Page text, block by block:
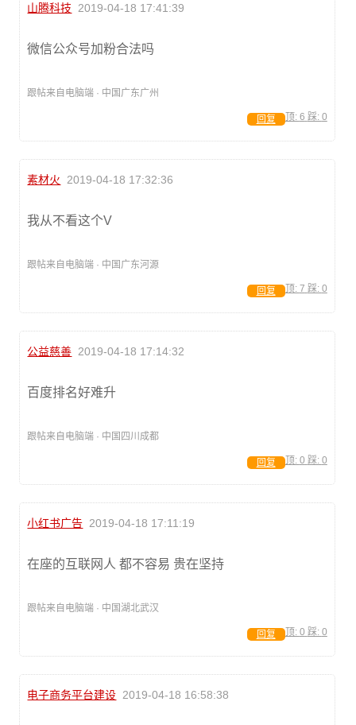
山腾科技 2019-04-18 17:41:39
微信公众号加粉合法吗
跟帖来自电脑端 · 中国广东广州
顶: 6 踩: 0
回复
素材火 2019-04-18 17:32:36
我从不看这个V
跟帖来自电脑端 · 中国广东河源
顶: 7 踩: 0
回复
公益慈善 2019-04-18 17:14:32
百度排名好难升
跟帖来自电脑端 · 中国四川成都
顶: 0 踩: 0
回复
小红书广告 2019-04-18 17:11:19
在座的互联网人 都不容易 贵在坚持
跟帖来自电脑端 · 中国湖北武汉
顶: 0 踩: 0
回复
电子商务平台建设 2019-04-18 16:58:38